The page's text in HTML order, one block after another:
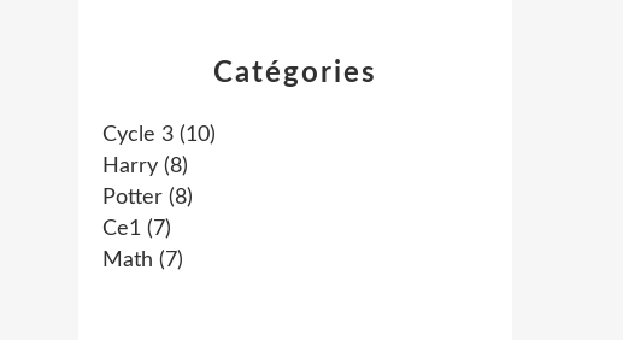
Catégories
Cycle 3 (10)
Harry (8)
Potter (8)
Ce1 (7)
Math (7)